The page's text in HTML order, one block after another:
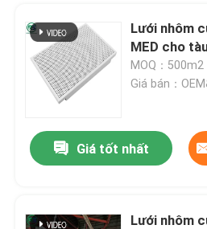
Lưới nhôm
MED cho
MOQ：500m2
Giá bán：
Giá tốt nhất
Lưới nhôm